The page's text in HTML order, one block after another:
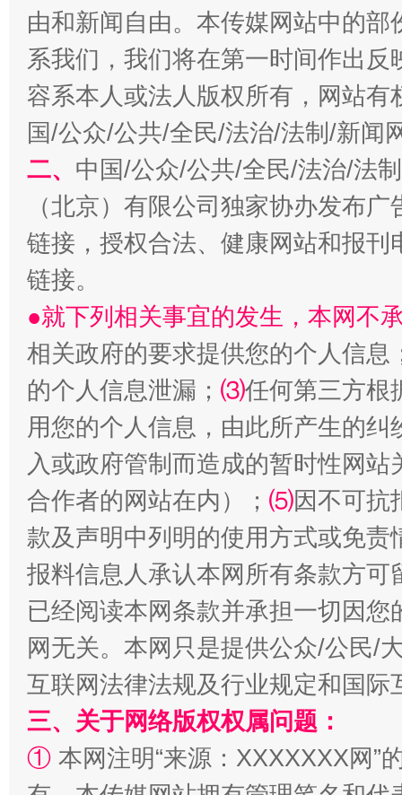
揭开“小金库”的免责幌子
受贿1.44亿！段成刚被判无期 从幼
全民健身五年计划来了！等你上场
由和新闻自由。本传媒网站中的
系我们，我们将在第一时间作出
容系本人或法人版权所有，网站
国/公众/公共/全民/法治/法制/新闻
二、 中国/公众/公共/全民/法治/法
（北京）有限公司独家协办发布
链接，授权合法、健康网站和报
链接。
●就下列相关事宜的发生，本网不
相关政府的要求提供您的个人信息
的个人信息泄漏； ⑶任何第三方根
用您的个人信息，由此所产生的纠
入或政府管制而造成的暂时性网
合作者的网站在内）； ⑸因不可抗
款及声明中列明的使用方式或免责
报料信息人承认本网所有条款方
已经阅读本网条款并承担一切因
网无关。本网只是提供公众/公民/
互联网法律法规及行业规定和国
三、关于网络版权权属问题：
① 本网注明“来源：XXXXXXX网”